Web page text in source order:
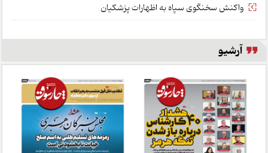
وا‌کنش سخنگوی سپاه به اظهارات پزشکیان
آرشیو